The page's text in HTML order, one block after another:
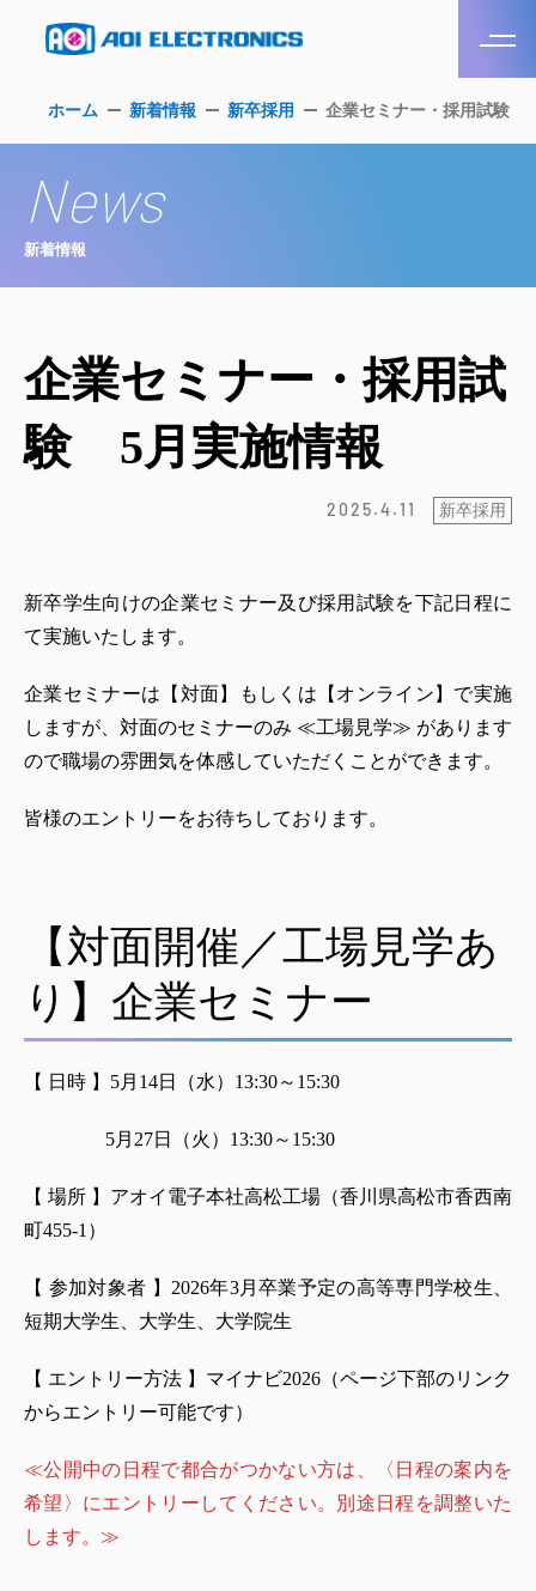
新着情報
News
ホーム 新着情報 新卒採用 企業セミナー・採用試験
企業セミナー・採用試
験 5月実施情報
2025.4.11 新卒採用
新卒学生向けの企業セミナー及び採用試験を下記日程に
て実施いたします。
企業セミナーは【対面】もしくは【オンライン】で実施
しますが、対面のセミナーのみ ≪工場見学≫ があります
ので職場の雰囲気を体感していただくことができます。
皆様のエントリーをお待ちしております。
【対面開催／工場見学あ
り】企業セミナー
【 日時 】5月14日（水）13:30～15:30
5月27日（火）13:30～15:30
【 場所 】アオイ電子本社高松工場（香川県高松市香西南
町455-1）
【 参加対象者 】2026年3月卒業予定の高等専門学校生、
短期大学生、大学生、大学院生
【 エントリー方法 】マイナビ2026（ページ下部のリンク
からエントリー可能です）
≪公開中の日程で都合がつかない方は、〈日程の案内を
希望〉にエントリーしてください。別途日程を調整いた
します。≫